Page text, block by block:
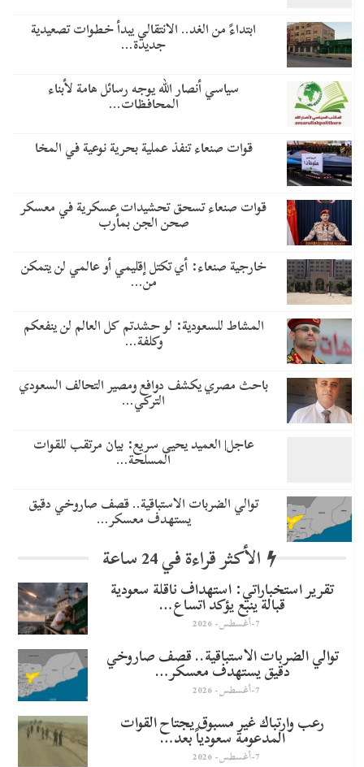
​ابتداءً من الغد.. الانتقالي يبدأ خطوات تصعيدية
جديدة…
سياسي أنصار الله يوجه رسائل هامة لأبناء
المحافظات…
قوات صنعاء تنفذ عملية بحرية نوعية في المخا
قوات صنعاء تسحق تحشيدات عسكرية في معسكر
صحن الجن بمأرب
خارجية صنعاء: أي تكتل إقليمي أو عالمي لن يتمكن
من…
المشاط للسعودية: لو حشدتم كل العالم لن ينفعكم
وكلفة…
باحث مصري يكشف دوافع ومصير التحالف السعودي
التركي…
عاجل| العميد يحيى سريع: بيان مرتقب للقوات
المسلحة…
توالي الضربات الاستباقية.. قصف صاروخي دقيق
يستهدف معسكر…
الأكثر قراءة في 24 ساعة
تقرير استخباراتي: استهداف ناقلة سعودية
قبالة ينبع يؤكد اتساع…
7-أغسطس- 2026
توالي الضربات الاستباقية.. قصف صاروخي
دقيق يستهدف معسكر…
7-أغسطس- 2026
رعب وارتباك غير مسبوق يجتاح القوات
المدعومة سعودياً بعد…
7-أغسطس- 2026